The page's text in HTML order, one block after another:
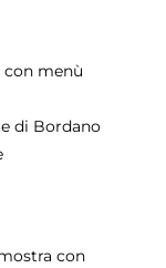
con menù
di Bordano
con